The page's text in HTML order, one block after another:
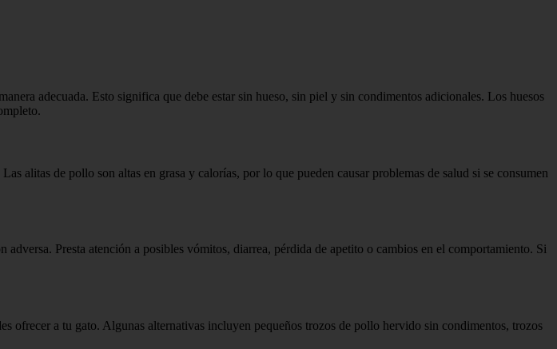
adecuada. Esto significa que debe estar sin hueso, sin piel y sin condimentos adicionales. Los huesos
alitas de pollo son altas en grasa y calorías, por lo que pueden causar problemas de salud si se consumen
Presta atención a posibles vómitos, diarrea, pérdida de apetito o cambios en el comportamiento. Si
ofrecer a tu gato. Algunas alternativas incluyen pequeños trozos de pollo hervido sin condimentos, trozos